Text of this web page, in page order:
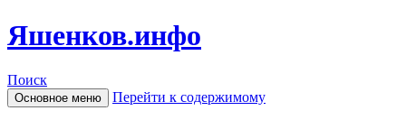
Яшенков.инфо
Поиск
Основное меню Перейти к содержимому